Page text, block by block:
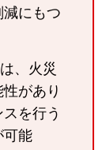
にもつ
、火災
があり
を行う
可能